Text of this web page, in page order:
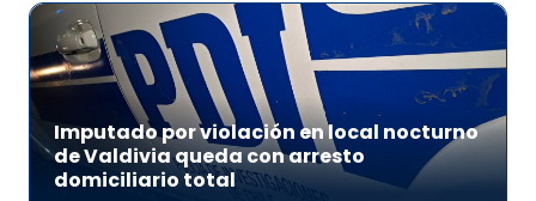
Imputado por violación en local nocturno
de Valdivia queda con arresto
domiciliario total